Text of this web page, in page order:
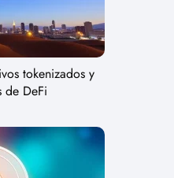
tokenizados y
de DeFi